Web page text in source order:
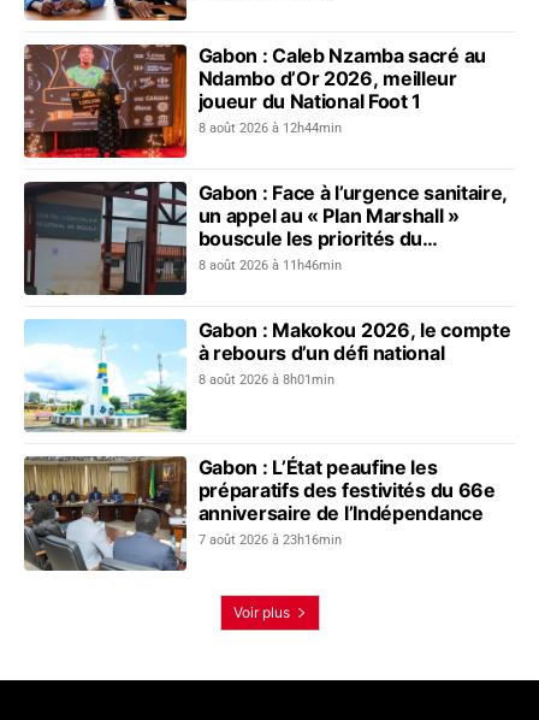
Gabon : Caleb Nzamba sacré au
Ndambo d’Or 2026, meilleur
joueur du National Foot 1
8 août 2026 à 12h44min
Gabon : Face à l’urgence sanitaire,
un appel au « Plan Marshall »
bouscule les priorités du
gouvernement
8 août 2026 à 11h46min
Gabon : Makokou 2026, le compte
à rebours d’un défi national
8 août 2026 à 8h01min
Gabon : L’État peaufine les
préparatifs des festivités du 66e
anniversaire de l’Indépendance
7 août 2026 à 23h16min
Voir plus